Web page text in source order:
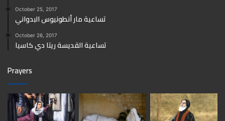
October 25, 2017
تساعية مار أنطونيوس البدواني
October 26, 2017
تساعية القديسة ريتا دي كاسيا
Prayers